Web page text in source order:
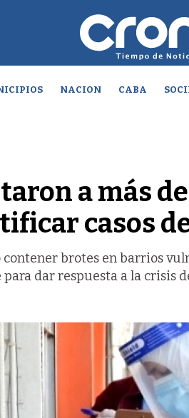
NACION CABA
a más
casos
brotes en barrios
dar respuesta a la crisis